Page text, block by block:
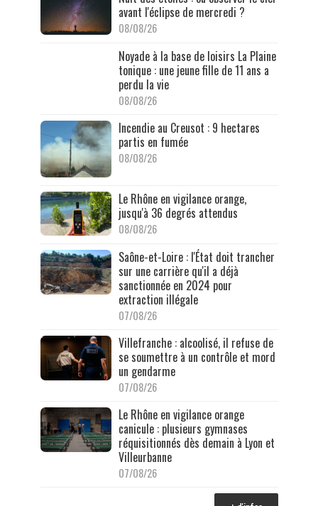
avant l'éclipse de mercredi ?
08/08/26
Noyade à la base de loisirs La Plaine
tonique : une jeune fille de 11 ans a
perdu la vie
08/08/26
Incendie au Creusot : 9 hectares
partis en fumée
08/08/26
Le Rhône en vigilance orange,
jusqu'à 36 degrés attendus
08/08/26
Saône-et-Loire : l'État doit trancher
sur une carrière qu'il a déjà
sanctionnée en 2024 pour
extraction illégale
07/08/26
Villefranche : alcoolisé, il refuse de
se soumettre à un contrôle et mord
un gendarme
07/08/26
Le Rhône en vigilance orange
canicule : plusieurs gymnases
réquisitionnés dès demain à Lyon et
Villeurbanne
07/08/26